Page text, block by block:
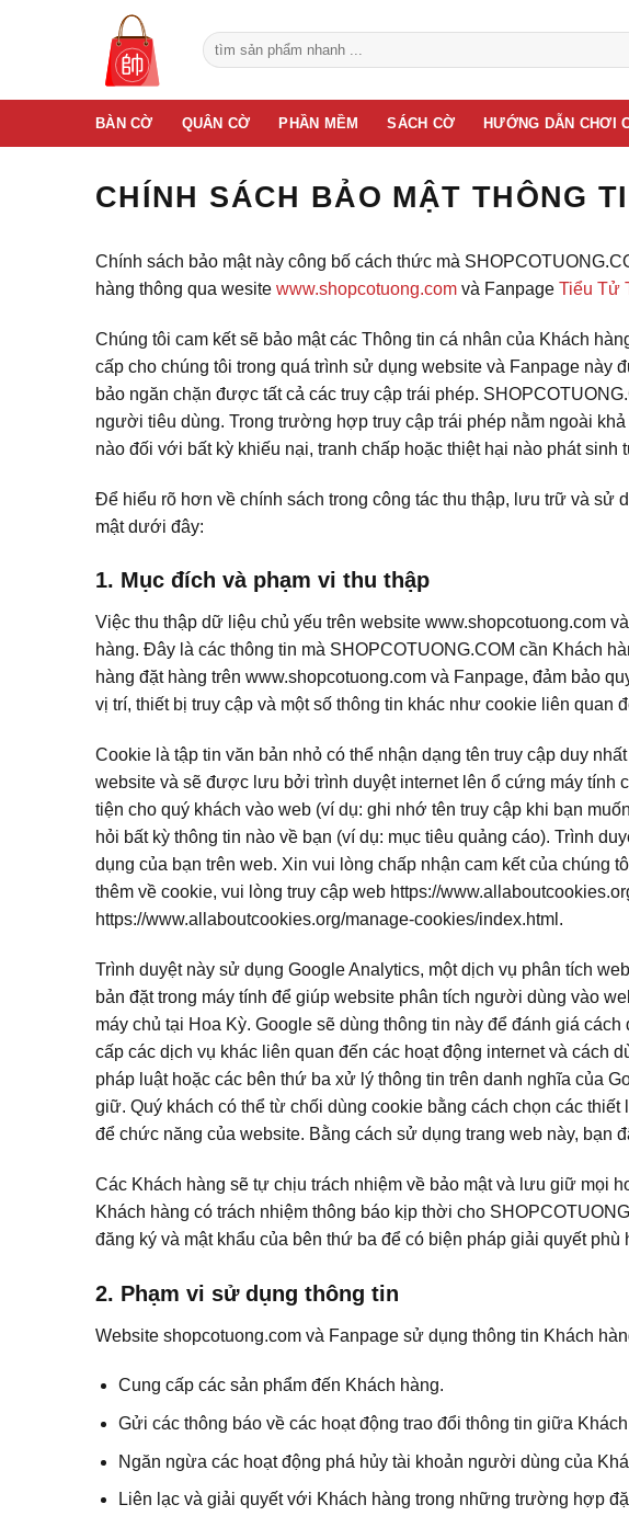
Tìm
kiếm:
BÀN CỜ QUÂN CỜ PHẦN MỀM SÁCH CỜ HƯỚNG DẪN CHƠI
CHÍNH SÁCH BẢO MẬT THÔNG
Chính sách bảo mật này công bố cách thức mà
hàng thông qua wesite www.shopcotuong.com và Fanpage Tiểu Tử
Chúng tôi cam kết sẽ bảo mật các Thông tin cá nhân của Khách
cấp cho chúng tôi trong quá trình sử dụng website và Fanpage này
bảo ngăn chặn được tất cả các truy cập trái phép.
người tiêu dùng. Trong trường hợp truy cập trái phép nằm ngoài
nào đối với bất kỳ khiếu nại, tranh chấp hoặc thiệt hại nào phát sinh
Để hiểu rõ hơn về chính sách trong công tác thu thập, lưu trữ và sử
mật dưới đây:
1. Mục đích và phạm vi thu thập
Việc thu thập dữ liệu chủ yếu trên website www.shopcotuong.com
hàng. Đây là các thông tin mà SHOPCOTUONG.COM cần Khách
hàng đặt hàng trên www.shopcotuong.com và Fanpage, đảm bảo
vị trí, thiết bị truy cập và một số thông tin khác như cookie liên
Cookie là tập tin văn bản nhỏ có thể nhận dạng tên truy cập duy
website và sẽ được lưu bởi trình duyệt internet lên ổ cứng máy
tiện cho quý khách vào web (ví dụ: ghi nhớ tên truy cập khi bạn
hỏi bất kỳ thông tin nào về bạn (ví dụ: mục tiêu quảng cáo). Trình
dụng của bạn trên web. Xin vui lòng chấp nhận cam kết của chúng
thêm về cookie, vui lòng truy cập web https://
https://www.allaboutcookies.org/manage-cookies/index.html.
Trình duyệt này sử dụng Google Analytics, một dịch vụ phân tích
bản đặt trong máy tính để giúp website phân tích người dùng vào
máy chủ tại Hoa Kỳ. Google sẽ dùng thông tin này để đánh giá
cấp các dịch vụ khác liên quan đến các hoạt động internet và cách
pháp luật hoặc các bên thứ ba xử lý thông tin trên danh nghĩa của
giữ. Quý khách có thể từ chối dùng cookie bằng cách chọn các
để chức năng của website. Bằng cách sử dụng trang web này, bạn
Các Khách hàng sẽ tự chịu trách nhiệm về bảo mật và lưu giữ mọi
Khách hàng có trách nhiệm thông báo kịp thời cho
đăng ký và mật khẩu của bên thứ ba để có biện pháp giải quyết phù
2. Phạm vi sử dụng thông tin
Website shopcotuong.com và Fanpage sử dụng thông tin Khách
Cung cấp các sản phẩm đến Khách hàng.
Gửi các thông báo về các hoạt động trao đổi thông tin giữa
Ngăn ngừa các hoạt động phá hủy tài khoản người dùng của
Liên lạc và giải quyết với Khách hàng trong những trường hợp